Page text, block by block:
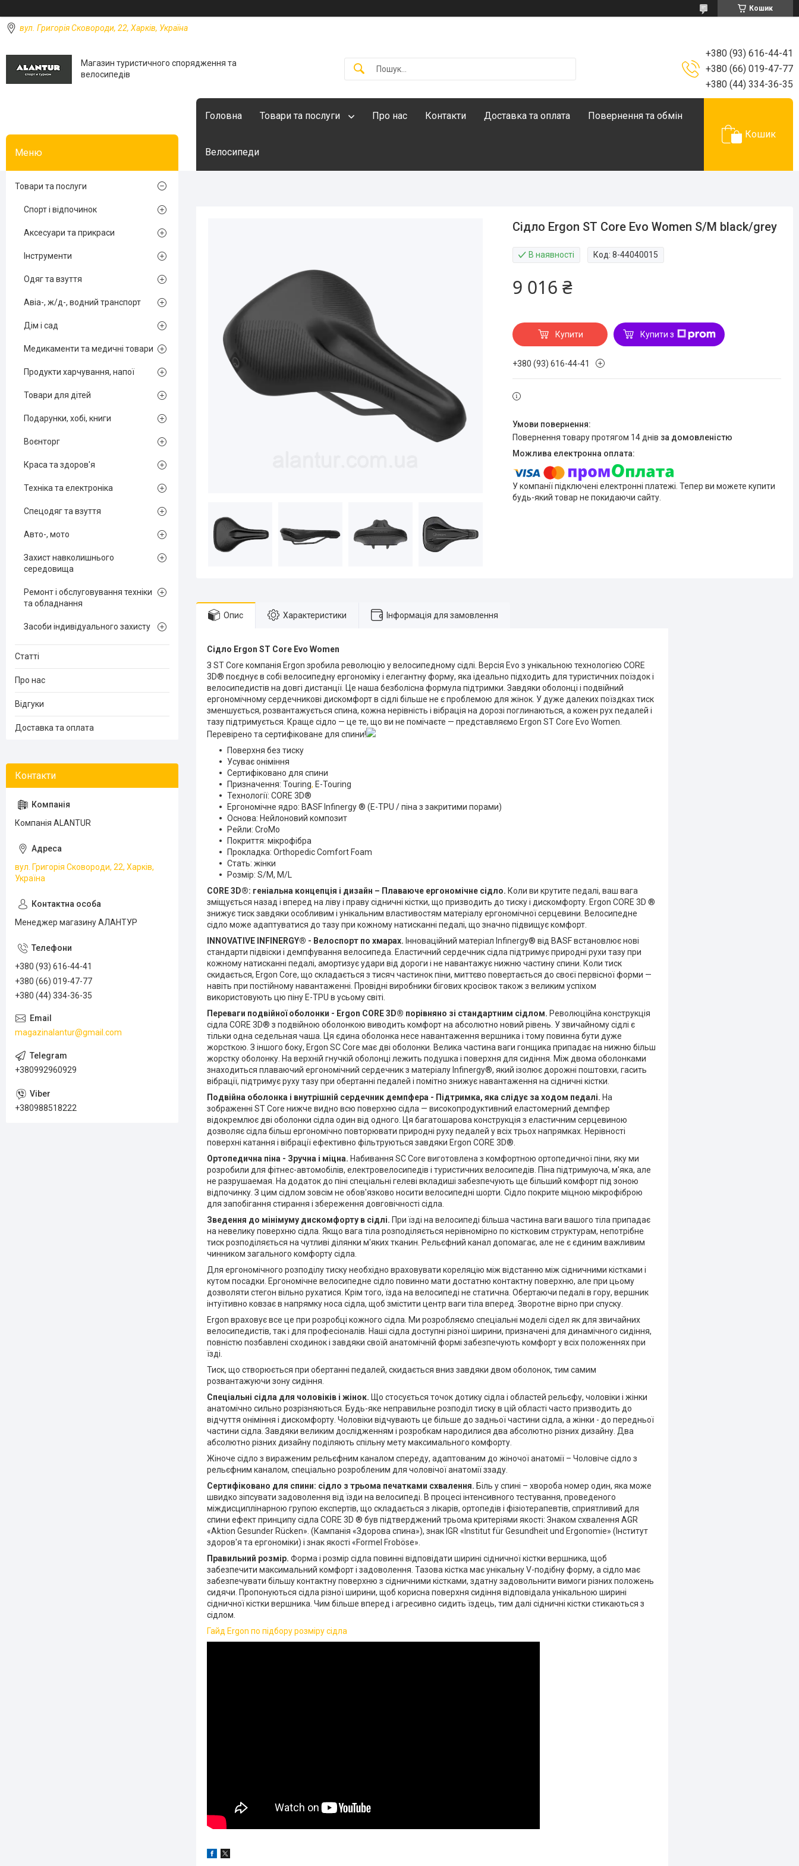
Кошик
вул. Григорія Сковороди, 22, Харків, Україна
Магазин туристичного спорядження та
велосипедів
+380 (93) 616-44-41
+380 (66) 019-47-77
+380 (44) 334-36-35
Головна Товари та послуги Про нас Контакти Доставка та оплата Повернення та обмін
Велосипеди
Кошик
Сідло Ergon ST Core Evo Women S/M black/grey
В наявності Код:8-44040015
9 016 ₴
Купити Купити з
+380 (93) 616-44-41
повернення товару протягом 14 днів за домовленістю
У компанії підключені електронні платежі. Тепер ви можете купити
будь-який товар не покидаючи сайту.
Опис Характеристики Інформація для замовлення
Сідло Ergon ST Core Evo Women
З ST Core компанія Ergon зробила революцію у велосипедному сідлі. Версія Evo з унікальною технологією CORE
3D® поєднує в собі велосипедну ергономіку і елегантну форму, яка ідеально підходить для туристичних поїздок і
велосипедистів на довгі дистанції. Це наша безболісна формула підтримки. Завдяки оболонці і подвійний
ергономічному сердечникові дискомфорт в сідлі більше не є проблемою для жінок. У дуже далеких поїздках тиск
зменшується, розвантажується спина, кожна нерівність і вібрація на дорозі поглинаються, а кожен рух педалей і
тазу підтримується. Краще сідло — це те, що ви не помічаєте — представляємо Ergon ST Core Evo Women.
Перевірено та сертифіковане для спини!
Поверхня без тиску
Усуває оніміння
Сертифіковано для спини
Призначення: Touring, E-Touring
Технології: CORE 3D®
Ергономічне ядро: BASF Infinergy ® (E-TPU / піна з закритими порами)
Основа: Нейлоновий композит
Рейли: CroMo
Покриття: мікрофібра
Прокладка: Orthopedic Comfort Foam
Стать: жінки
Розмір: S/M, M/L
CORE 3D®: геніальна концепція і дизайн – Плаваюче ергономічне сідло. Коли ви крутите педалі, ваш вага
зміщується назад і вперед на ліву і праву сідничні кістки, що призводить до тиску і дискомфорту. Ergon CORE 3D ®
знижує тиск завдяки особливим і унікальним властивостям матеріалу ергономічної серцевини. Велосипедне
сідло може адаптуватися до тазу при кожному натисканні педалі, що значно підвищує комфорт.
INNOVATIVE INFINERGY® - Велоспорт по хмарах. Інноваційний матеріал Infinergy® від BASF встановлює нові
стандарти підвіски і демпфування велосипеда. Еластичний сердечник сідла підтримує природні рухи тазу при
кожному натисканні педалі, амортизує удари від дороги і не навантажує нижню частину спини. Коли тиск
скидається, Ergon Core, що складається з тисяч частинок піни, миттєво повертається до своєї первісної форми —
навіть при постійному навантаженні. Провідні виробники бігових кросівок також з великим успіхом
використовують цю піну E-TPU в усьому світі.
Переваги подвійної оболонки - Ergon CORE 3D® порівняно зі стандартним сідлом. Революційна конструкція
сідла CORE 3D® з подвійною оболонкою виводить комфорт на абсолютно новий рівень. У звичайному сідлі є
тільки одна седельная чаша. Ця єдина оболонка несе навантаження вершника і тому повинна бути дуже
жорсткою. З іншого боку, Ergon SC Core має дві оболонки. Велика частина ваги гонщика припадає на нижню більш
жорстку оболонку. На верхній гнучкій оболонці лежить подушка і поверхня для сидіння. Між двома оболонками
знаходиться плаваючий ергономічний сердечник з матеріалу Infinergy®, який ізолює дорожні поштовхи, гасить
вібрації, підтримує руху тазу при обертанні педалей і помітно знижує навантаження на сідничні кістки.
Подвійна оболонка і внутрішній сердечник демпфера - Підтримка, яка слідує за ходом педалі. На
зображенні ST Core нижче видно всю поверхню сідла — високопродуктивний еластомерний демпфер
відокремлює дві оболонки сідла один від одного. Ця багатошарова конструкція з еластичним серцевиною
дозволяє сідла більш ергономічно повторювати природні руху педалей у всіх трьох напрямках. Нерівності
поверхні катання і вібрації ефективно фільтруються завдяки Ergon CORE 3D®.
Ортопедична піна - Зручна і міцна. Набивання SC Core виготовлена з комфортною ортопедичної піни, яку ми
розробили для фітнес-автомобілів, електровелосипедів і туристичних велосипедів. Піна підтримуюча, м'яка, але
не разрушаемая. На додаток до піні спеціальні гелеві вкладиші забезпечують ще більший комфорт під зоною
відпочинку. З цим сідлом зовсім не обов'язково носити велосипедні шорти. Сідло покрите міцною мікрофіброю
для запобігання стирання і збереження довговічності сідла.
Зведення до мінімуму дискомфорту в сідлі. При їзді на велосипеді більша частина ваги вашого тіла припадає
на невелику поверхню сідла. Якщо вага тіла розподіляється нерівномірно по кістковим структурам, непотрібне
тиск розподіляється на чутливі ділянки м'яких тканин. Рельєфний канал допомагає, але не є єдиним важливим
чинником загального комфорту сідла.
Для ергономічного розподілу тиску необхідно враховувати кореляцію між відстанню між сідничними кістками і
кутом посадки. Ергономічне велосипедне сідло повинно мати достатню контактну поверхню, але при цьому
дозволяти стегон вільно рухатися. Крім того, їзда на велосипеді не статична. Обертаючи педалі в гору, вершник
інтуїтивно ковзає в напрямку носа сідла, щоб змістити центр ваги тіла вперед. Зворотне вірно при спуску.
Ergon враховує все це при розробці кожного сідла. Ми розробляємо спеціальні моделі сідел як для звичайних
велосипедистів, так і для професіоналів. Наші сідла доступні різної ширини, призначені для динамічного сидіння,
повністю позбавлені сходинок і завдяки своїй анатомічній формі забезпечують комфорт у всіх положеннях при
їзді.
Тиск, що створюється при обертанні педалей, скидається вниз завдяки двом оболонок, тим самим
розвантажуючи зону сидіння.
Спеціальні сідла для чоловіків і жінок.
Що стосується точок дотику сідла і областей рельєфу, чоловіки і жінки
анатомічно сильно розрізняються. Будь-яке неправильне розподіл тиску в цій області часто призводить до
відчуття оніміння і дискомфорту. Чоловіки відчувають це більше до задньої частини сідла, а жінки - до передньої
частини сідла. Завдяки великим дослідженням і розробкам народилися два абсолютно різних дизайну. Два
абсолютно різних дизайну поділяють спільну мету максимального комфорту.
Жіноче сідло з вираженим рельєфним каналом спереду, адаптованим до жіночої анатомії – Чоловіче сідло з
рельєфним каналом, спеціально розробленим для чоловічої анатомії ззаду.
Сертифіковано для спини: сідло з трьома печатками схвалення. Біль у спині – хвороба номер один, яка може
швидко зіпсувати задоволення від їзди на велосипеді. В процесі інтенсивного тестування, проведеного
міждисциплінарною групою експертів, що складається з лікарів, ортопедів і фізіотерапевтів, сприятливий для
спини ефект принципу сідла CORE 3D ® був підтверджений трьома критеріями якості: Знаком схвалення AGR
«Aktion Gesunder Rücken». (Кампанія «Здорова спина»), знак IGR «Institut für Gesundheit und Ergonomie» (Інститут
здоров'я та ергономіки) і знак якості «Formel Froböse».
Правильний розмір. Форма і розмір сідла повинні відповідати ширині сідничної кістки вершника, щоб
забезпечити максимальний комфорт і задоволення. Тазова кістка має унікальну V-подібну форму, а сідло має
забезпечувати більшу контактну поверхню з сідничними кістками, здатну задовольнити вимоги різних положень
сидячи. Пропонуються сідла різної ширини, щоб корисна поверхня сидіння відповідала унікальною ширині
сідничної кістки вершника. Чим більше вперед і агресивно сидить їздець, тим далі сідничні кістки стикаються з
сідлом.
Гайд Ergon по підбору розміру сідла
Товари та послуги
Спорт і відпочинок
Аксесуари та прикраси
Інструменти
Одяг та взуття
Авіа-, ж/д-, водний транспорт
Дім і сад
Медикаменти та медичні товари
Продукти харчування, напої
Товари для дітей
Подарунки, хобі, книги
Воєнторг
Краса та здоров'я
Техніка та електроніка
Спецодяг та взуття
Авто-, мото
Захист навколишнього
середовища
Ремонт і обслуговування техніки
та обладнання
Засоби індивідуального захисту
Статті
Про нас
Відгуки
Доставка та оплата
Компанія ALANTUR
вул. Григорія Сковороди, 22, Харків,
Україна
Менеджер магазину АЛАНТУР
+380 (93) 616-44-41
+380 (66) 019-47-77
+380 (44) 334-36-35
magazinalantur@gmail.com
+380992960929
+380988518222